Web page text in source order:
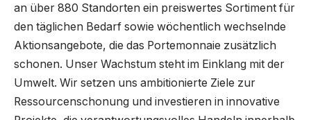
an über 880 Standorten ein preiswertes Sortiment für
den täglichen Bedarf sowie wöchentlich wechselnde
Aktionsangebote, die das Portemonnaie zusätzlich
schonen. Unser Wachstum steht im Einklang mit der
Umwelt. Wir setzen uns ambitionierte Ziele zur
Ressourcenschonung und investieren in innovative